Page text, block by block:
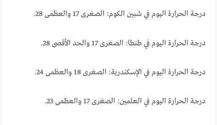
درجة الحرارة اليوم في شبين الكوم: الصغرى 17 والعظمى 28.
درجة الحرارة اليوم في طنطا: الصغرى 17 والحد الأقصى 28.
درجة الحرارة اليوم في الإسكندرية: الصغرى 18 والعظمى 24.
درجة الحرارة اليوم في العلمين: الصغرى 17 والعظمى 23.